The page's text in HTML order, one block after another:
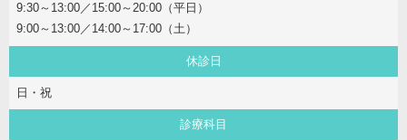
9:30～13:00／15:00～20:00（平日）
9:00～13:00／14:00～17:00（土）
休診日
日・祝
診療科目